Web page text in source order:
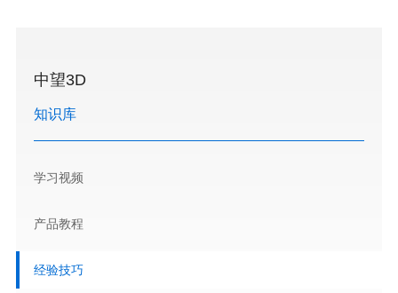
中望3D
知识库
学习视频
产品教程
经验技巧